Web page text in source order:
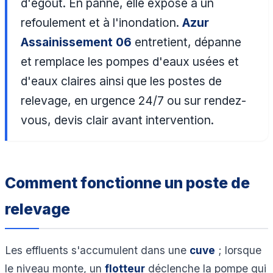
d'égout. En panne, elle expose à un
refoulement et à l'inondation.Azur
Assainissement 06 entretient, dépanne
et remplace les pompes d'eaux usées et
d'eaux claires ainsi que les postes de
relevage, en urgence 24/7 ou sur rendez-
vous, devis clair avant intervention.
Comment fonctionne un poste de
relevage
Les effluents s'accumulent dans une cuve ; lorsque
le niveau monte, un flotteur déclenche la pompe qui